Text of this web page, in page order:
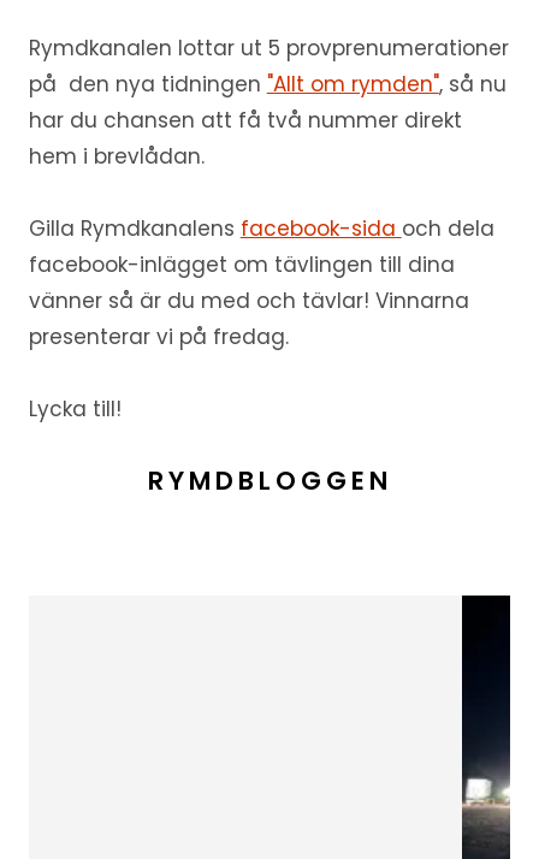
Rymdkanalen lottar ut 5 provprenumerationer
på den nya tidningen "Allt om rymden", så nu
har du chansen att få två nummer direkt
hem i brevlådan.
Gilla Rymdkanalens facebook-sida och dela
facebook-inlägget om tävlingen till dina
vänner så är du med och tävlar! Vinnarna
presenterar vi på fredag.
Lycka till!
RYMDBLOGGEN